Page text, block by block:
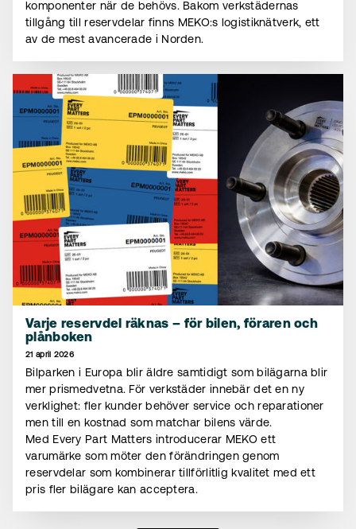
komponenter när de behövs. Bakom verkstädernas
tillgång till reservdelar finns MEKO:s logistiknätverk, ett
av de mest avancerade i Norden.
Varje reservdel räknas – för bilen, föraren och
plånboken
21 april 2026
Bilparken i Europa blir äldre samtidigt som bilägarna blir
mer prismedvetna. För verkstäder innebär det en ny
verklighet: fler kunder behöver service och reparationer
men till en kostnad som matchar bilens värde.
Med Every Part Matters introducerar MEKO ett
varumärke som möter den förändringen genom
reservdelar som kombinerar tillförlitlig kvalitet med ett
pris fler bilägare kan acceptera.